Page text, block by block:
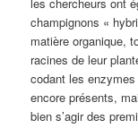
les chercheurs ont
champignons «
matière organique,
racines de leur
codant les
encore présents,
bien s’agir des